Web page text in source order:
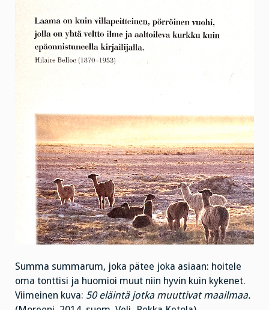
Summa summarum, joka pätee joka asiaan: hoitele
oma tonttisi ja huomioi muut niin hyvin kuin kykenet.
Viimeinen kuva: 50 eläintä jotka muuttivat maailmaa.